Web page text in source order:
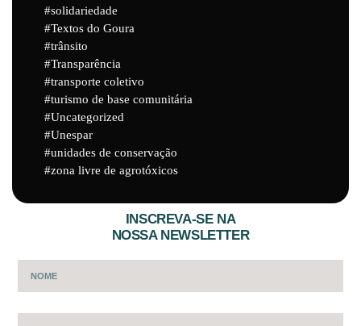
solidariedade
Textos do Goura
trânsito
Transparência
transporte coletivo
turismo de base comunitária
Uncategorized
Unespar
unidades de conservação
zona livre de agrotóxicos
INSCREVA-SE NA
NOSSA NEWSLETTER